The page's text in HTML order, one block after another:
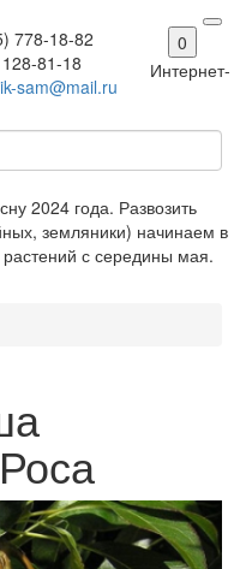
778-18-82
81-18
sam@mail.ru
0
Интернет-
2024 года. Развозить
земляники) начинаем в
с середины мая.